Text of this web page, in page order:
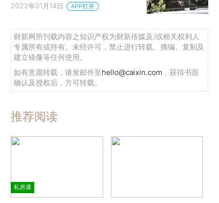
2022年01月14日 APP打开
财新网所刊载内容之知识产权为财新传媒及/或相关权利人
专属所有或持有。未经许可，禁止进行转载、摘编、复制及
建立镜像等任何使用。
如有意愿转载，请发邮件至hello@caixin.com ，获得书面
确认及授权后，方可转载。
推荐阅读
私房课